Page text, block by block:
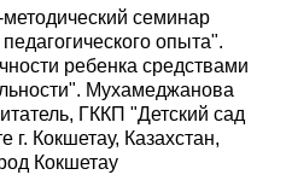
семинар
опыта".
ребенка средствами
Мухамеджанова
ГККП "Детский сад
Кокшетау, Казахстан,
Кокшетау